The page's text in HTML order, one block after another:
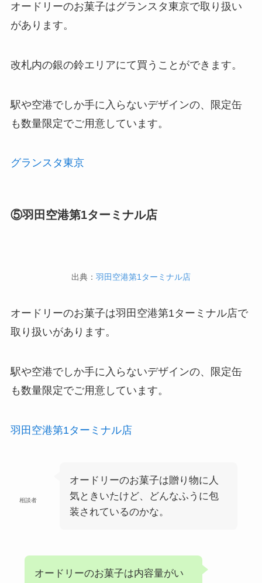
オードリーのお菓子はグランスタ東京で取り扱い
があります。
改札内の銀の鈴エリアにて買うことができます。
駅や空港でしか手に入らないデザインの、限定缶
も数量限定でご用意しています。
グランスタ東京
⑤羽田空港第1ターミナル店
出典： 羽田空港第1ターミナル店
オードリーのお菓子は羽田空港第1ターミナル店で
取り扱いがあります。
駅や空港でしか手に入らないデザインの、限定缶
も数量限定でご用意しています。
羽田空港第1ターミナル店
相談者
オードリーのお菓子は贈り物に人
気ときいたけど、どんなふうに包
装されているのかな。
オードリーのお菓子は内容量がい